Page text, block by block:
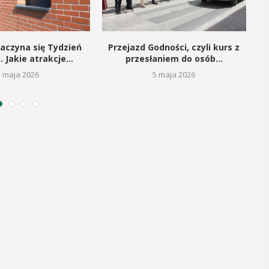
się Tydzień
Jakie atrakcje...
maja 2026
Przejazd Godności, czyli kurs z
przesłaniem do osób...
5 maja 2026
12 MAJ